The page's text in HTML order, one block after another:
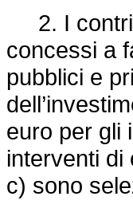
2. I
concessi a
pubblici e
euro per gli
interventi di
c) sono